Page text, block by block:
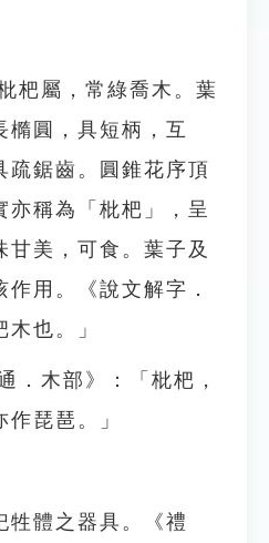
杷屬，常綠喬木。葉
橢圓，具短柄，互
疏鋸齒。圓錐花序頂
亦稱為「枇杷」，呈
甘美，可食。葉子及
用。《說文解字．
也。」
木部》：「枇杷，
琵琶。」
牲體之器具。《禮